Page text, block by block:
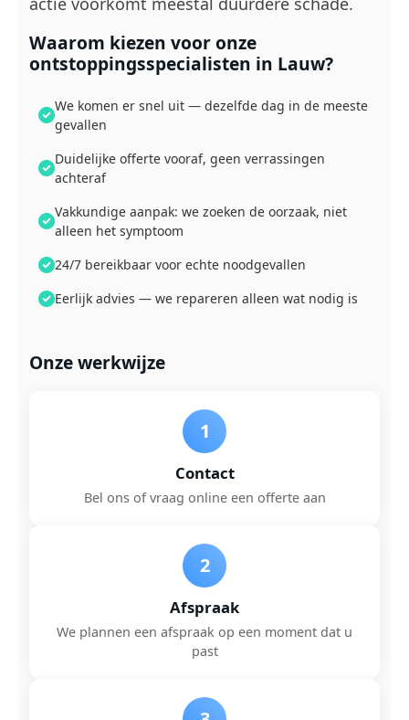
Waarom kiezen voor onze
ontstoppingsspecialisten in Lauw?
We komen er snel uit — dezelfde dag in de meeste
gevallen
Duidelijke offerte vooraf, geen verrassingen
achteraf
Vakkundige aanpak: we zoeken de oorzaak, niet
alleen het symptoom
24/7 bereikbaar voor echte noodgevallen
Eerlijk advies — we repareren alleen wat nodig is
Onze werkwijze
1
Contact
Bel ons of vraag online een offerte aan
2
Afspraak
We plannen een afspraak op een moment dat u
past